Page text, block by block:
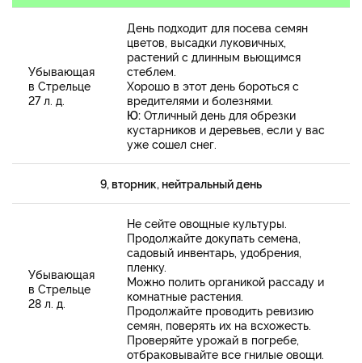
Убывающая
в Стрельце
27 л. д.
День подходит для посева семян
цветов, высадки луковичных,
растений с длинным вьющимся
стеблем.
Хорошо в этот день бороться с
вредителями и болезнями.
Ю: Отличный день для обрезки
кустарников и деревьев, если у вас
уже сошел снег.
9, вторник, нейтральный день
Убывающая
в Стрельце
28 л. д.
Не сейте овощные культуры.
Продолжайте докупать семена,
садовый инвентарь, удобрения,
пленку.
Можно полить органикой рассаду и
комнатные растения.
Продолжайте проводить ревизию
семян, поверять их на всхожесть.
Проверяйте урожай в погребе,
отбраковывайте все гнилые овощи.